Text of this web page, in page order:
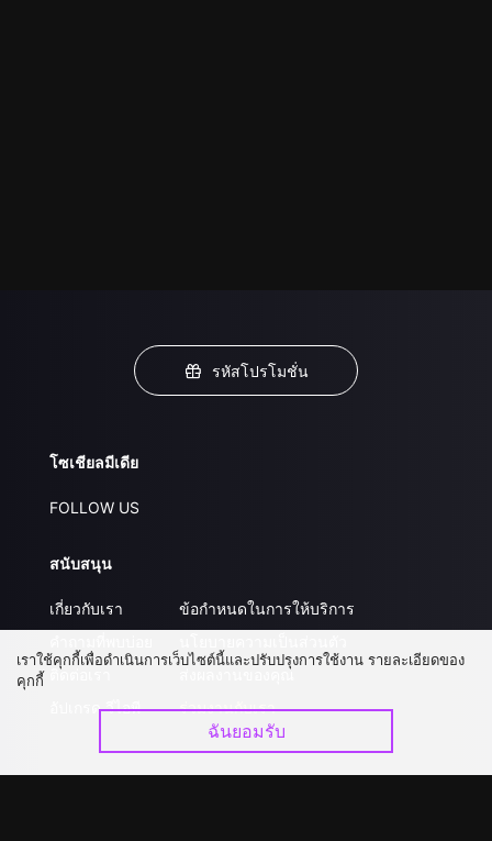
รหัสโปรโมชั่น
โซเชียลมีเดีย
FOLLOW US
สนับสนุน
เกี่ยวกับเรา
ติดต่อเรา
อัปเกรด วีไอพี
ข้อกำหนดในการให้บริการ
ส่งผลงานของคุณ
ร่วมงานกับเรา
เราใช้คุกกี้เพื่อดำเนินการเว็บไซต์นี้และปรับปรุงการใช้งาน รายละเอียดของ
คุกกี้
ฉันยอมรับ